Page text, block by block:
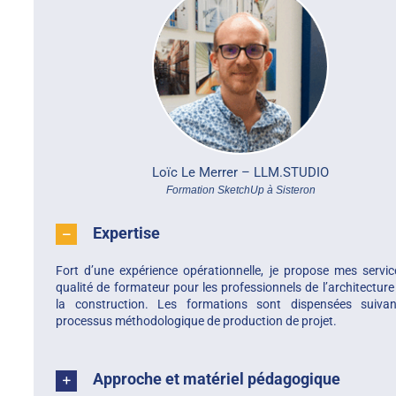
Loïc Le Merrer – LLM.STUDIO
Formation SketchUp à Sisteron
Expertise
Fort d’une expérience opérationnelle, je propose mes
qualité de formateur pour les professionnels de
la construction. Les formations sont dispensées
processus méthodologique de production de projet.
Approche et matériel pédagogique